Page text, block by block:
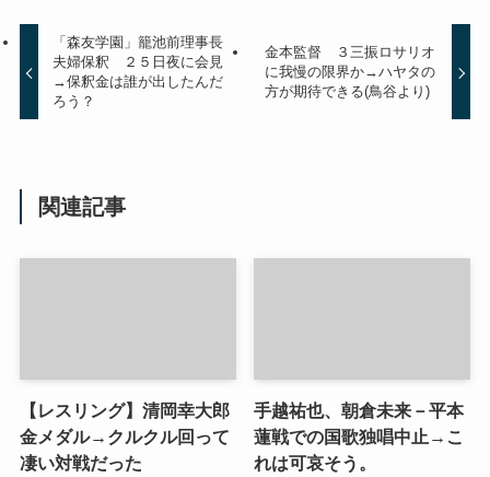
「森友学園」籠池前理事長
夫婦保釈 ２５日夜に会見
→保釈金は誰が出したんだ
ろう？
金本監督 ３三振ロサリオ
に我慢の限界か→ハヤタの
方が期待できる(鳥谷より)
関連記事
【レスリング】清岡幸大郎
金メダル→クルクル回って
凄い対戦だった
手越祐也、朝倉未来－平本
蓮戦での国歌独唱中止→こ
れは可哀そう。